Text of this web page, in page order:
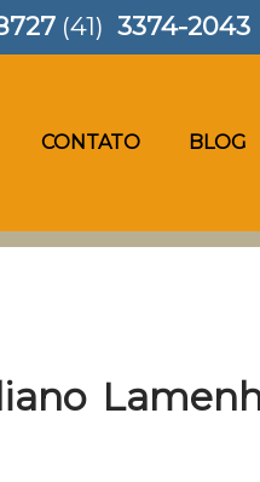
CONTATO BLOG
(41) 3374-2043